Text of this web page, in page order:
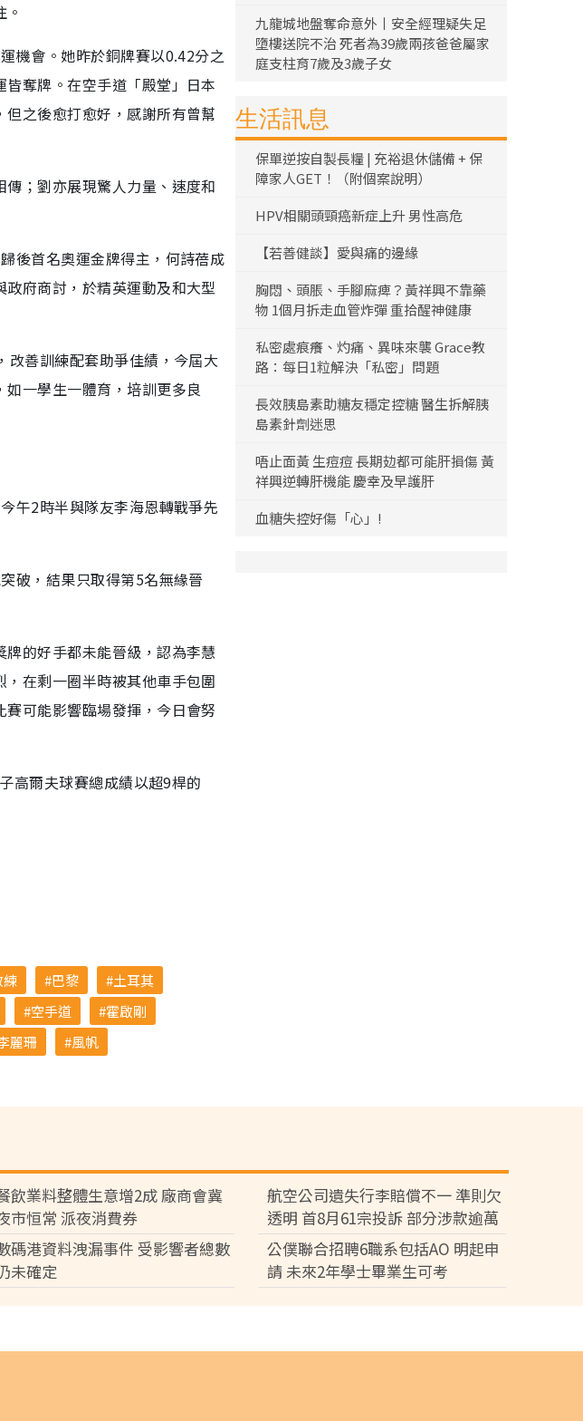
機會。她昨於銅牌賽以0.42分之
奪牌。在空手道「殿堂」日本
之後愈打愈好，感謝所有曾幫
；劉亦展現驚人力量、速度和
後首名奧運金牌得主，何詩蓓成
府商討，於精英運動及和大型
善訓練配套助爭佳績，今屆大
一學生一體育，培訓更多良
午2時半與隊友李海恩轉戰爭先
破，結果只取得第5名無緣晉
的好手都未能晉級，認為李慧
在剩一圈半時被其他車手包圍
可能影響臨場發揮，今日會努
高爾夫球賽總成績以超9桿的
練 巴黎
土耳其
空手道
霍啟剛
麗珊 風帆
九龍城地盤奪命意外丨安全經理疑失足
墮樓送院不治 死者為39歲兩孩爸爸屬家
庭支柱育7歲及3歲子女
生活訊息
保單逆按自製長糧 | 充裕退休儲備 + 保
障家人GET！（附個案說明）
HPV相關頭頸癌新症上升 男性高危
【若善健談】愛與痛的邊緣
胸悶、頭脹、手腳麻痺？黃祥興不靠藥
物 1個月拆走血管炸彈 重拾醒神健康
私密處痕癢、灼痛、異味來襲 Grace教
路：每日1粒解決「私密」問題
長效胰島素助糖友穩定控糖 醫生拆解胰
島素針劑迷思
唔止面黃 生痘痘 長期攰都可能肝損傷 黃
祥興逆轉肝機能 慶幸及早護肝
血糖失控好傷「心」!
飲業料整體生意增2成 廠商會冀
市恒常 派夜消費券
航空公司遺失行李賠償不一 準則欠
透明 首8月61宗投訴 部分涉款逾萬
元
碼港資料洩漏事件 受影響者總數
未確定
公僕聯合招聘6職系包括AO 明起申
請 未來2年學士畢業生可考
最平